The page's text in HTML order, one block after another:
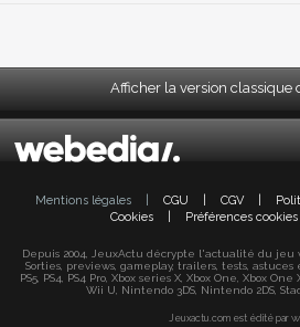
Afficher la version classique
Mentions légales CGU CGV
Cookies
Préférences cookies
Depuis 2004, JeuxActu décrypte l'actualité du jeu
Sorties, previews, gameplay, trailers, tests, astuces
PS5, PS4, PS4 Pro, Xbox series X, Xbox One, Xbox
Wii U, Nintendo 3DS, Nintendo 2DS,
Jeuxactu.com est édité par